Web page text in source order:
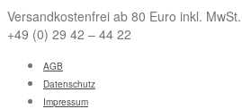
Versandkostenfrei ab 80 Euro inkl.
+49 (0) 29 42 – 44 22
AGB
Datenschutz
Impressum